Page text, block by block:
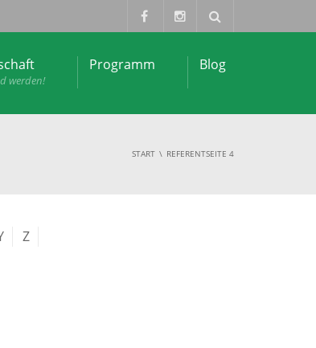
werden!
Programm Blog
START REFERENTSEITE 4
Z